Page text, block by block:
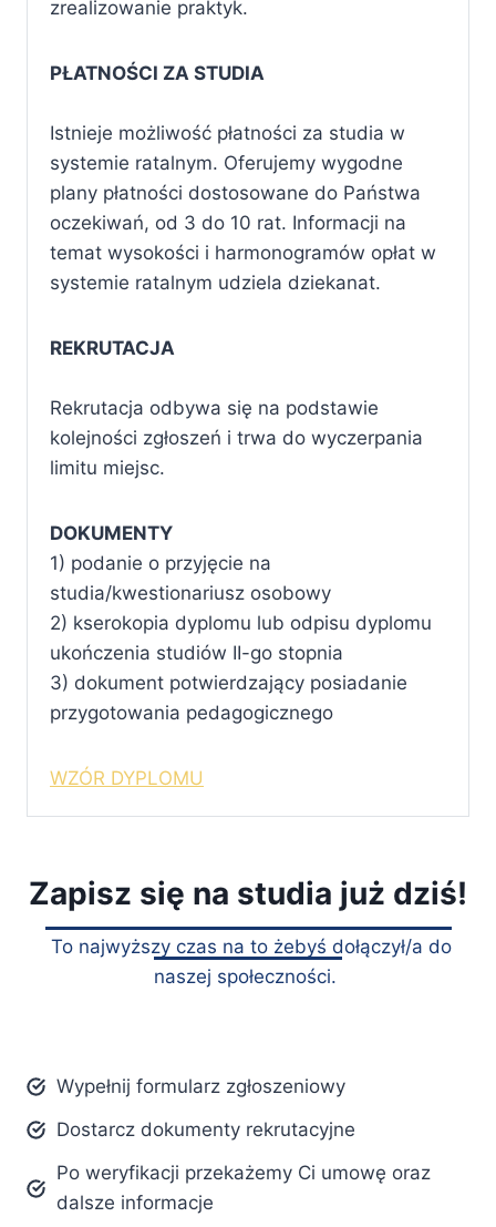
zrealizowanie praktyk.
PŁATNOŚCI ZA STUDIA
Istnieje możliwość płatności za studia w
systemie ratalnym. Oferujemy wygodne
plany płatności dostosowane do Państwa
oczekiwań, od 3 do 10 rat. Informacji na
temat wysokości i harmonogramów opłat w
systemie ratalnym udziela dziekanat.
REKRUTACJA
Rekrutacja odbywa się na podstawie
kolejności zgłoszeń i trwa do wyczerpania
limitu miejsc.
DOKUMENTY
1) podanie o przyjęcie na
studia/kwestionariusz osobowy
2) kserokopia dyplomu lub odpisu dyplomu
ukończenia studiów II-go stopnia
3) dokument potwierdzający posiadanie
przygotowania pedagogicznego
WZÓR DYPLOMU
Zapisz się na studia już dziś!
To najwyższy czas na to żebyś dołączył/a do
naszej społeczności.
Wypełnij formularz zgłoszeniowy
Dostarcz dokumenty rekrutacyjne
Po weryfikacji przekażemy Ci umowę oraz
dalsze informacje